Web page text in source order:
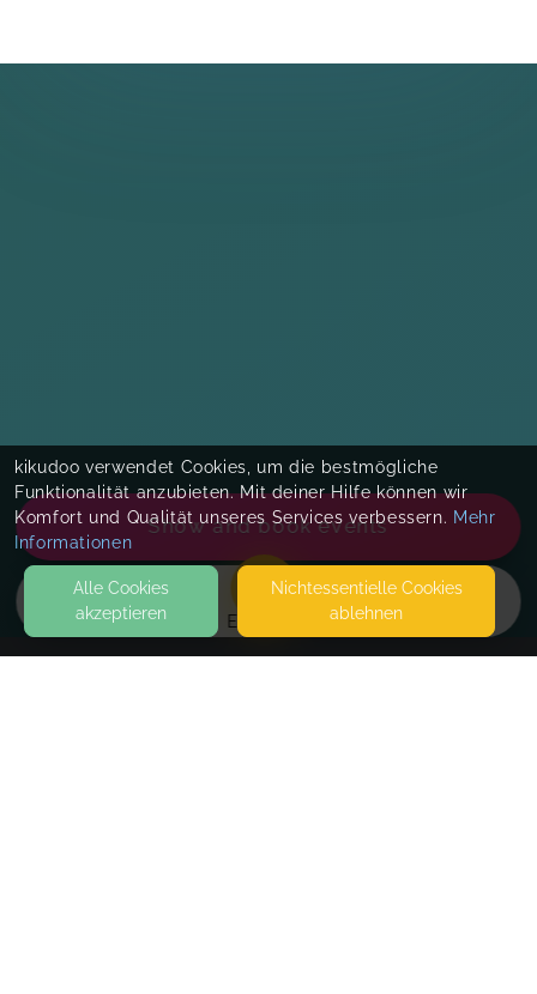
EVENTS
Show and book events
kikudoo verwendet Cookies, um die bestmögliche
Funktionalität anzubieten. Mit deiner Hilfe können wir
Komfort und Qualität unseres Services verbessern. Mehr
Informationen
Alle Cookies
akzeptieren
Nicht­essentielle Cookies
ablehnen